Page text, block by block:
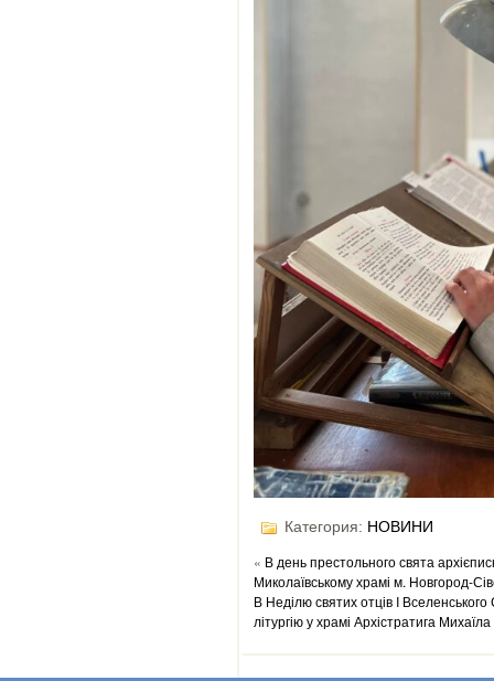
Категория: НОВИНИ
« В день престольного свята
Миколаївському храмі м. Новгород-
В Неділю святих отців I
літургію у храмі Архістратига Михаїла